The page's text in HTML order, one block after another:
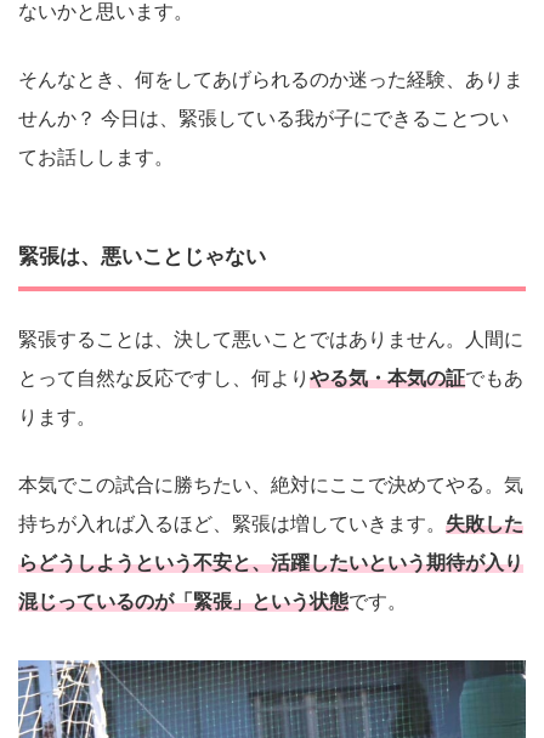
ないかと思います。
そんなとき、何をしてあげられるのか迷った経験、ありま
せんか？ 今日は、緊張している我が子にできることつい
てお話しします。
緊張は、悪いことじゃない
緊張することは、決して悪いことではありません。人間に
とって自然な反応ですし、何より やる気・本気の証でもあ
ります。
本気でこの試合に勝ちたい、絶対にここで決めてやる。気
持ちが入れば入るほど、緊張は増していきます。 失敗した
らどうしようという不安と、活躍したいという期待が入り
混じっているのが「緊張」という状態です。